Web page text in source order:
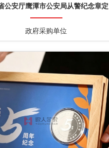
公安厅鹰潭市公安局从警纪念章定
制
政府采购单位